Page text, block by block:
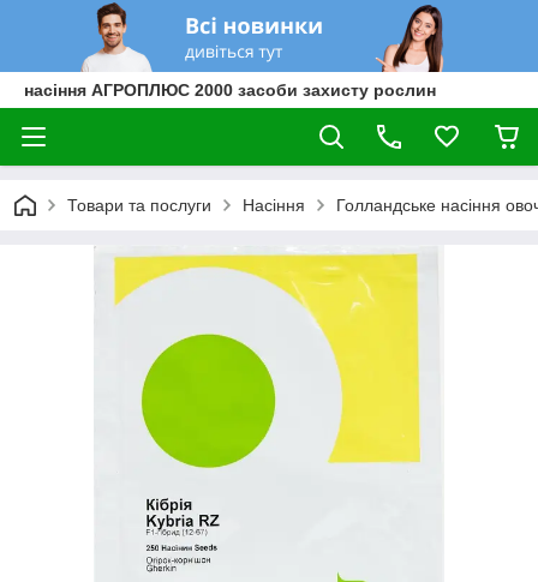
насіння АГРОПЛЮС 2000 засоби захисту рослин
Товари та послуги Насіння Голландське насіння